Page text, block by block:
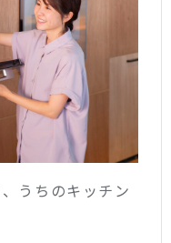
うちのキッチン